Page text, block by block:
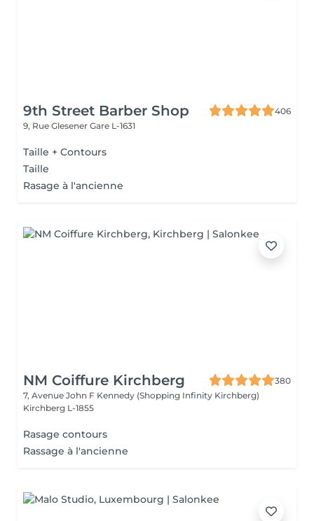
9th Street Barber Shop
406
9, Rue Glesener Gare L-1631
Taille + Contours
Taille
Rasage à l'ancienne
NM Coiffure Kirchberg
380
7, Avenue John F Kennedy (Shopping Infinity Kirchberg)
Kirchberg L-1855
Rasage contours
Rassage à l'ancienne